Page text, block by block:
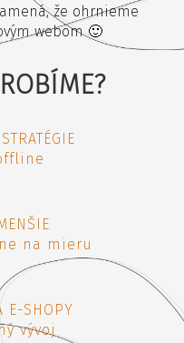
že ohrnieme
webom 🙂
na mieru
E-SHOPY
vývoj